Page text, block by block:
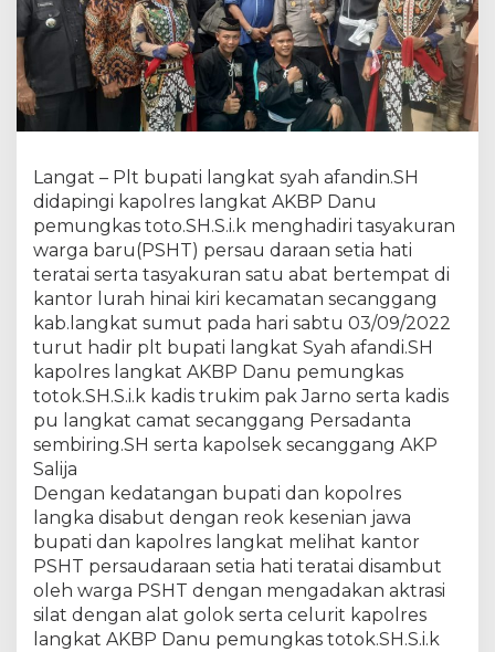
o
l
r
e
s
L
g
k
t
H
a
d
i
T
a
s
a
u
r
a
n
P
S
H
T
Langat – Plt bupati langkat syah afandin.SH
didapingi kapolres langkat AKBP Danu
pemungkas toto.SH.S.i.k menghadiri tasyakuran
warga baru(PSHT) persau daraan setia hati
teratai serta tasyakuran satu abat bertempat di
kantor lurah hinai kiri kecamatan secanggang
kab.langkat sumut pada hari sabtu 03/09/2022
turut hadir plt bupati langkat Syah afandi.SH
kapolres langkat AKBP Danu pemungkas
totok.SH.S.i.k kadis trukim pak Jarno serta kadis
pu langkat camat secanggang Persadanta
sembiring.SH serta kapolsek secanggang AKP
Salija
Dengan kedatangan bupati dan kopolres
langka disabut dengan reok kesenian jawa
bupati dan kapolres langkat melihat kantor
PSHT persaudaraan setia hati teratai disambut
oleh warga PSHT dengan mengadakan aktrasi
silat dengan alat golok serta celurit kapolres
langkat AKBP Danu pemungkas totok.SH.S.i.k